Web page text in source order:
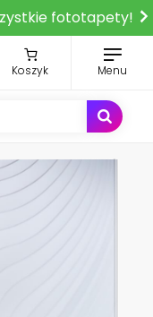
fototapety!
Koszyk Menu